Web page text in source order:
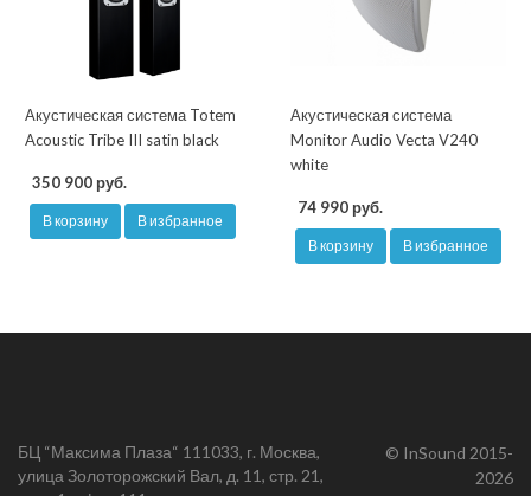
Акустическая система Totem
Acoustic Tribe III satin black
350 900 руб.
В корзину В избранное
Акустическая система
Monitor Audio Vecta V240
white
74 990 руб.
В корзину В избранное
БЦ “Максима Плаза“ 111033, г. Москва,
улица Золоторожский Вал, д. 11, стр. 21,
© InSound 2015-
2026